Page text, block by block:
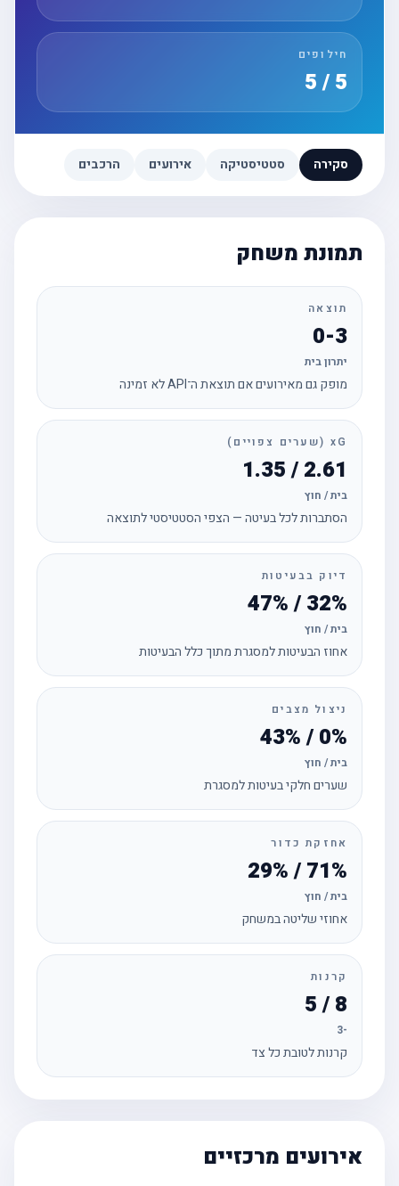
חילופים
סקירה סטטיסטיקה אירועים הרכבים
תמונת משחק
תוצאה
0-3
יתרון בית
מופק גם מאירועים אם תוצאת ה־API לא זמינה
xG (שערים צפויים)
2.61 / 1.35
בית / חוץ
הסתברות לכל בעיטה — הצפי הסטטיסטי לתוצאה
דיוק בבעיטות
32% / 47%
בית / חוץ
אחוז הבעיטות למסגרת מתוך כלל הבעיטות
ניצול מצבים
0% / 43%
בית / חוץ
שערים חלקי בעיטות למסגרת
אחזקת כדור
71% / 29%
בית / חוץ
אחוזי שליטה במשחק
קרנות
קרנות לטובת כל צד
אירועים מרכזיים